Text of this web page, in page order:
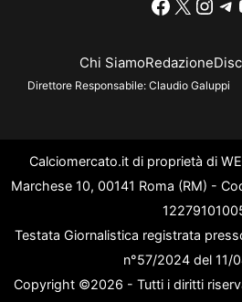
Chi SiamoRedazione
Direttore Responsabile: Claudio Galuppi
Calciomercato.it di proprietà di
Marchese 10, 00141 Roma (RM) -
Testata Giornalistica registrata
n°57/2024 del 11/
Copyright ©2026 - Tutti i diritti